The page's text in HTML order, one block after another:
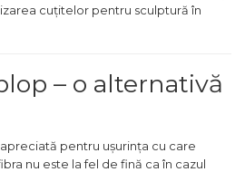
cuțitelor pentru sculptură în
– o alternativă
pentru ușurința cu care
nu este la fel de fină ca în cazul